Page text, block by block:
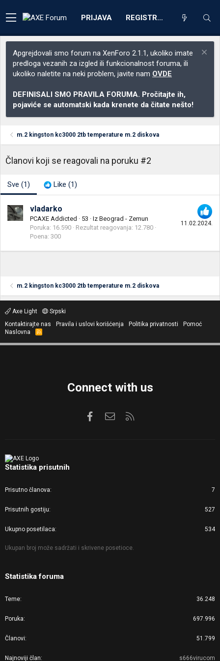
PRIJAVA REGISTRACIJA
Apgrejdovali smo forum na XenForo 2.1.1, ukoliko imate
predloga vezanih za izgled ili funkcionalnost foruma, ili
ukoliko naletite na neki problem, javite nam OVDE
DEFINISALI SMO PRAVILA FORUMA. Pročitajte ih,
pojaviće se automatski kada krenete da čitate nešto!
m.2 kingston kc3000 2tb temperature m.2 diskova
Članovi koji se reagovali na poruku #2
Sve (1) Like (1)
11.02.2024.
vladarko
PCAXE Addicted · 53 · Iz Beograd - Zemun
Poruka 16.590 Rezultat reagovanja 12.780
Poena 300
m.2 kingston kc3000 2tb temperature m.2 diskova
Axe Light
Srpski
Kontaktirajte nas
Pravila i uslovi korišćenja Politika privatnosti
Pomoć
Naslovna
R
S
Connect with us
FacebookKontaktirajte nas
Statistika prisutnih
Prisutno članova 7
Prisutnih gostiju 527
Ukupno posetilaca 534
Ukupan broj može sadržati i skrivene posetioce.
Statistika foruma
Teme 36.248
Poruka 697.996
Članovi 51.799
Najnoviji član s666virucom